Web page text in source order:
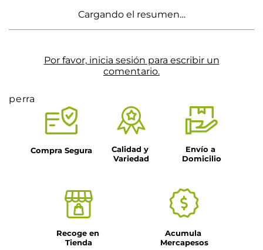
Cargando el resumen…
Por favor, inicia sesión para escribir un
comentario.
perra
Compra Segura
Calidad y
Variedad
Envío a
Domicilio
Recoge en
Tienda
Acumula
Mercapesos